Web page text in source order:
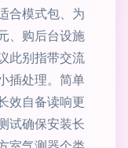
合模式包、为
、购后台设施
此别指带交流
插处理。简单
效自备读响更
试确保安装长